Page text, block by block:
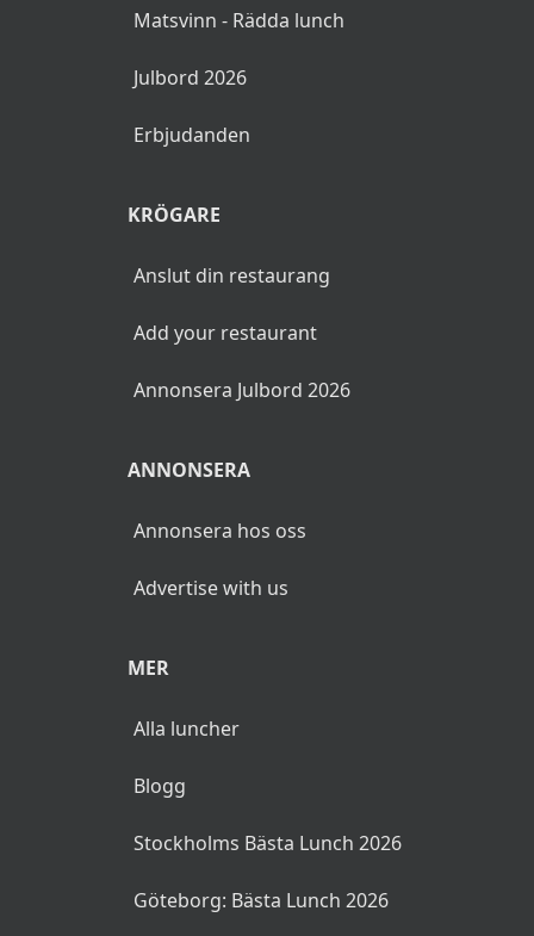
Matsvinn - Rädda lunch
Julbord 2026
Erbjudanden
KRÖGARE
Anslut din restaurang
Add your restaurant
Annonsera Julbord 2026
ANNONSERA
Annonsera hos oss
Advertise with us
MER
Alla luncher
Blogg
Stockholms Bästa Lunch 2026
Göteborg: Bästa Lunch 2026